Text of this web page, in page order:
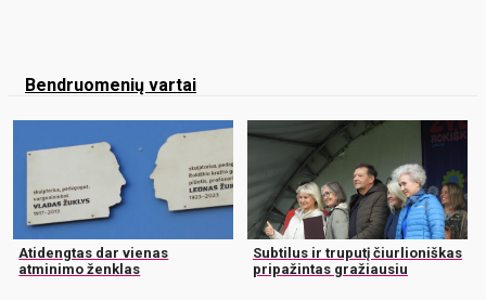
Bendruomenių vartai
Atidengtas dar vienas
atminimo ženklas
Subtilus ir truputį čiurlioniškas
pripažintas gražiausiu